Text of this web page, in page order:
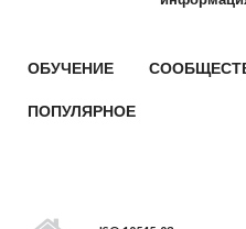
ОБУЧЕНИЕ
ПОПУЛЯРНОЕ